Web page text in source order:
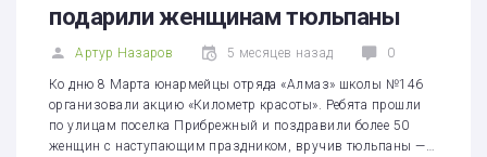
подарили женщинам тюльпаны
Артур Назаров 5 месяцев назад 0
Ко дню 8 Марта юнармейцы отряда «Алмаз» школы №146
организовали акцию «Километр красоты». Ребята прошли
по улицам поселка Прибрежный и поздравили более 50
женщин с наступающим праздником, вручив тюльпаны —…